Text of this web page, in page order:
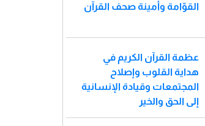
القوّامة وأمينة صحف القرآن
عظمة القرآن الكريم في
هداية القلوب وإصلاح
المجتمعات وقيادة الإنسانية
إلى الحق والخير